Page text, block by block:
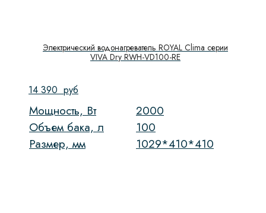
Электрический водонагреватель ROYAL Clima cерии
VIVA Dry RWH-VD100-RE
14 390 руб
Мощность, Вт
2000
Объем бака, л
100
Размер, мм
1029*410*410